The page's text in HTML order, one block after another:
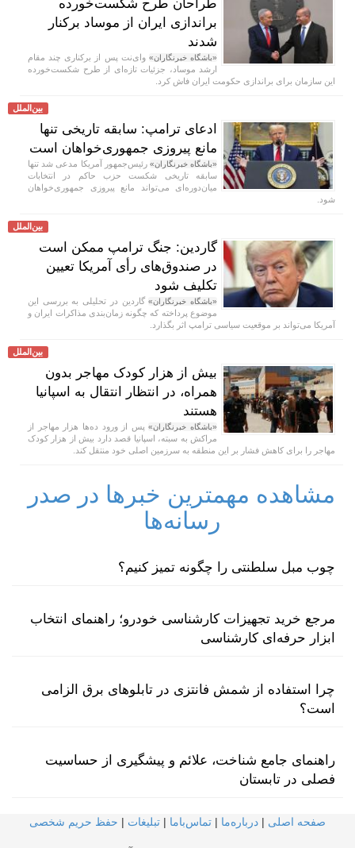
طراحان طرح شکست‌خورده
براندازی ایران از موساد برکنار
شدند
«باشگاه خبرنگاران» وای‌نت پس از برکناری چند مقام
ارشد موساد، جزئیات تازه‌ای از طرح شکست‌خورده
این سازمان برای براندازی حکومت ایران فاش کرد.
بین‌الملل
ادعای ترامپ: سابقه تاریخی تنها
مانع پیروزی جمهوری‌خواهان است
«باشگاه خبرنگاران» رئیس‌جمهور آمریکا مدعی شد تنها
سابقه تاریخی شکست حزب حاکم در انتخابات
میان‌دوره‌ای می‌تواند مانع پیروزی جمهوری‌خواهان
شود.
بین‌الملل
گاردین: جنگ ترامپ ممکن است
در صندوق‌های رأی آمریکا تعیین
تکلیف شود
«باشگاه خبرنگاران»گاردین در تحلیلی به بررسی این
موضوع پرداخته که چگونه زمان‌بندی مذاکرات ایران و
آمریکا می‌تواند بر موقعیت سیاسی ترامپ اثر بگذارد.
بین‌الملل
بیش از هزار کودک مهاجر بدون
همراه، در انتظار انتقال به اسپانیا
هستند
«باشگاه خبرنگاران»پس از ورود ده‌ها هزار مهاجر از
مراکش به سبته، اسپانیا قصد دارد بیش از هزار کودک
مهاجر را برای کاهش فشار بر این منطقه به سرزمین اصلی خود منتقل کند.
مشاهده مهمترین خبرها در صدر
رسانه‌ها
چوب مبل سلطنتی را چگونه تمیز کنیم؟
مرجع خرید تجهیزات کارشناسی خودرو؛ راهنمای انتخاب
ابزار حرفه‌ای کارشناسی
چرا استفاده از شمش فانتزی در تابلوهای برق الزامی
است؟
راهنمای جامع شناخت، علائم و پیشگیری از حساسیت
فصلی در تابستان
صفحه اصلی | درباره‌ما | تماس‌با‌ما | تبلیغات | حفظ حریم شخصی